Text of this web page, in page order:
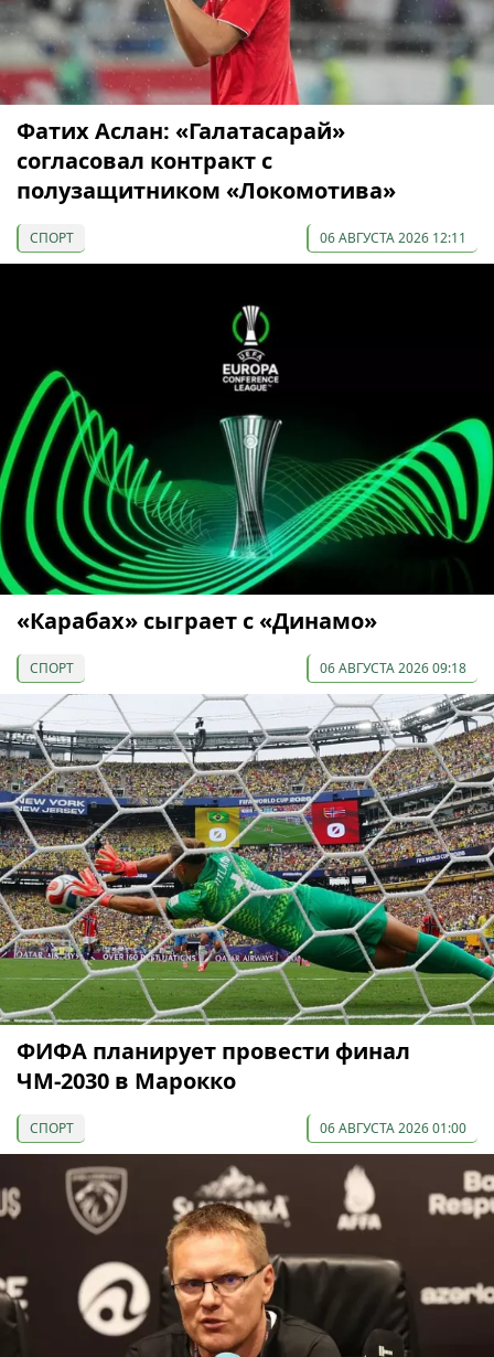
Фатих Аслан: «Галатасарай»
согласовал контракт с
полузащитником «Локомотива»
СПОРТ 06 АВГУСТА 2026 12:11
«Карабах» сыграет с «Динамо»
СПОРТ 06 АВГУСТА 2026 09:18
ФИФА планирует провести финал
ЧМ-2030 в Марокко
СПОРТ 06 АВГУСТА 2026 01:00